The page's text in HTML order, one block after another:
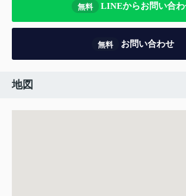
無料 LINEからお問い合
無料 お問い合わせ
地図